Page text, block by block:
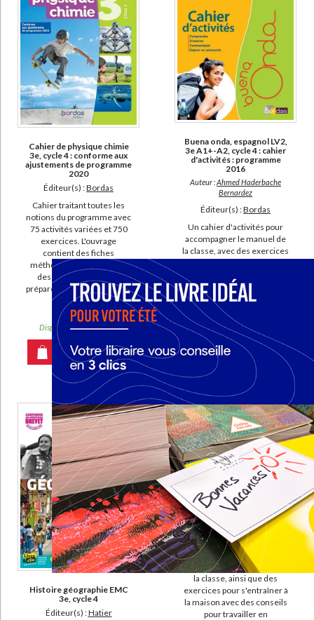
CHARGEMENT...
Barnet, Christophe (8)
Carrier-Nayrolles, Françoise (8)
Clemente, Edouard (8)
Giusti, Conrado (8)
Herment, Mélanie (8)
SUPPORT
livre (780)
poche (18)
IAD (4)
document-audio (3)
SÉRIE
Lola Lago y asociados : las nuevas aventuras de Lola Lago (5)
L'appel des maths (2)
Evolu fiches (1)
Logique sans bosse (1)
Lola Lago detective (1)
Manuel (critique) de mathématiques pour le collège : démontrer,
rédiger, calculer (1)
DISPONIBILITÉ
epuise (1708)
disponible (819)
manquant (38)
a-paraitre (7)
Cahier de physique chimie
3e, cycle 4 : conforme aux
ajustements de programme
2020
Éditeur(s) :Bordas
Cahier traitant toutes les
notions du programme avec
75 activités variées et 750
exercices. L'ouvrage
contient des fiches
méthodes, des mémos et
des sujets blancs pour
préparer le brevet. ©Electre
2026
7,90 €
Disponible chez l'éditeur
AJOUTER AU PANIER
Buena onda, espagnol LV2,
3e A1+-A2, cycle 4 : cahier
d'activités : programme
2016
Auteur :Ahmed Haderbache
Bernardez
Éditeur(s) :Bordas
Un cahier d'activités pour
accompagner le manuel de
la classe, avec des exercices
orale. Avec des liens pour
télécharger les contenus
audio. ©Electre 2026
7,40 €
Disponible chez l'éditeur
AJOUTER AU PANIER
Histoire géographie EMC
3e, cycle 4
Éditeur(s) :Hatier
New Enjoy English 4e, A2-
B1 : workbook
Éditeur(s) :Didier
Un ouvrage incluant toutes
les activités pour le travail de
la classe, ainsi que des
exercices pour s'entraîner à
la maison avec des conseils
pour travailler en